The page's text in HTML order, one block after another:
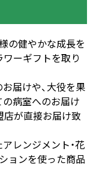
の健やかな成長を
ワーギフトを取り
届けや、大役を果
病室へのお届け
店が直接お届け致
レンジメント・花
ョンを使った商品